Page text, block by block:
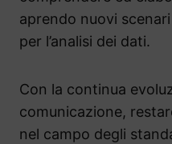
aprendo nuovi
per l’analisi dei dati.
Con la continua
comunicazione,
nel campo degli